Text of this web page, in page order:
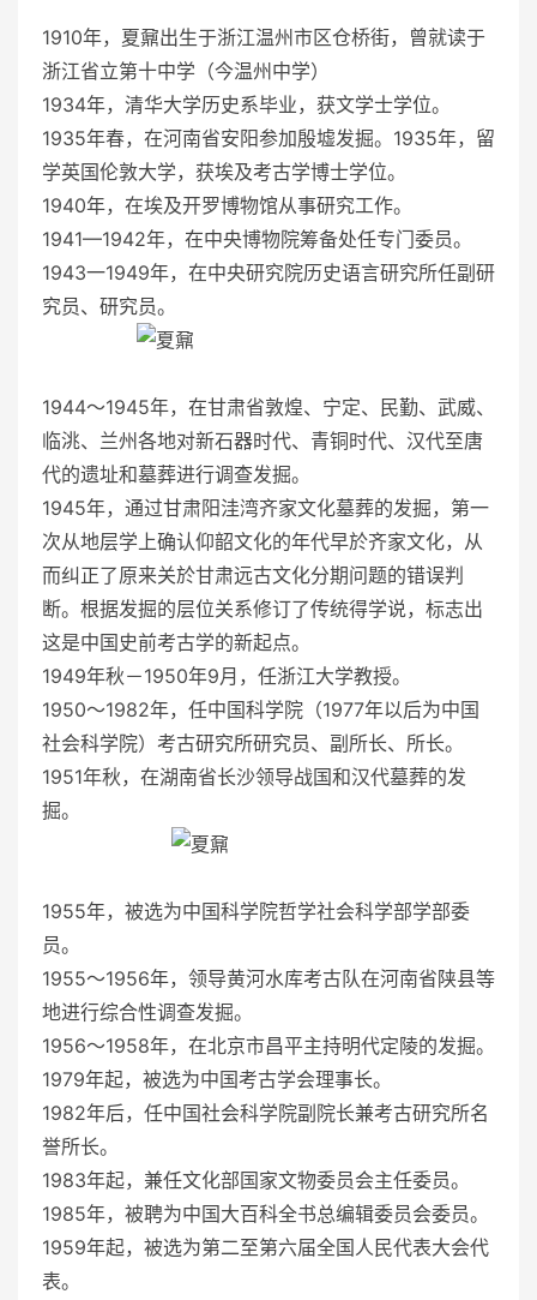
1910年，夏鼐出生于浙江温州市区仓桥街，曾就读于
浙江省立第十中学（今温州中学）
1934年，清华大学历史系毕业，获文学士学位。
1935年春，在河南省安阳参加殷墟发掘。1935年，留
学英国伦敦大学，获埃及考古学博士学位。
1940年，在埃及开罗博物馆从事研究工作。
1941—1942年，在中央博物院筹备处任专门委员。
1943一1949年，在中央研究院历史语言研究所任副研
究员、研究员。
1944～1945年，在甘肃省敦煌、宁定、民勤、武威、
临洮、兰州各地对新石器时代、青铜时代、汉代至唐
代的遗址和墓葬进行调查发掘。
1945年，通过甘肃阳洼湾齐家文化墓葬的发掘，第一
次从地层学上确认仰韶文化的年代早於齐家文化，从
而纠正了原来关於甘肃远古文化分期问题的错误判
断。根据发掘的层位关系修订了传统得学说，标志出
这是中国史前考古学的新起点。
1949年秋－1950年9月，任浙江大学教授。
1950～1982年，任中国科学院（1977年以后为中国
社会科学院）考古研究所研究员、副所长、所长。
1951年秋，在湖南省长沙领导战国和汉代墓葬的发
掘。
1955年，被选为中国科学院哲学社会科学部学部委
员。
1955～1956年，领导黄河水库考古队在河南省陕县等
地进行综合性调查发掘。
1956～1958年，在北京市昌平主持明代定陵的发掘。
1979年起，被选为中国考古学会理事长。
1982年后，任中国社会科学院副院长兼考古研究所名
誉所长。
1983年起，兼任文化部国家文物委员会主任委员。
1985年，被聘为中国大百科全书总编辑委员会委员。
1959年起，被选为第二至第六届全国人民代表大会代
表。